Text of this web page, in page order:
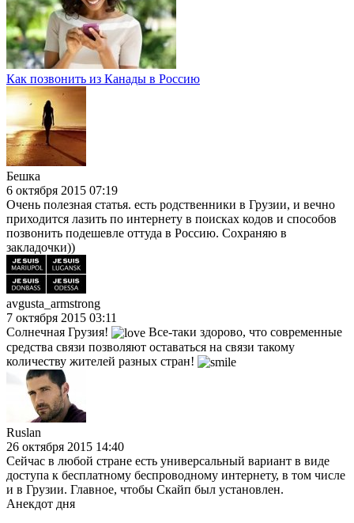
Как позвонить из Канады в Россию
Бешка
6 октября 2015 07:19
Очень полезная статья. есть родственники в Грузии, и вечно
приходится лазить по интернету в поисках кодов и способов
позвонить подешевле оттуда в Россию. Сохраняю в
закладочки))
avgusta_armstrong
7 октября 2015 03:11
Солнечная Грузия!
Все-таки здорово, что современные
средства связи позволяют оставаться на связи такому
количеству жителей разных стран!
Ruslan
26 октября 2015 14:40
Сейчас в любой стране есть универсальный вариант в виде
доступа к бесплатному беспроводному интернету, в том числе
и в Грузии. Главное, чтобы Скайп был установлен.
Анекдот дня